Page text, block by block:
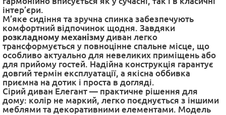
інтер’єри.
М’яке сидіння та зручна спинка забезпечують
комфортний відпочинок щодня. Завдяки
розкладному механізму диван легко
трансформується у повноцінне спальне місце, що
особливо актуально для невеликих приміщень або
для прийому гостей. Надійна конструкція гарантує
довгий термін експлуатації, а якісна оббивка
приємна на дотик і проста в догляді.
Сірий диван Елегант — практичне рішення для
дому: колір не маркий, легко поєднується з іншими
меблями та декоративними елементами. Модель